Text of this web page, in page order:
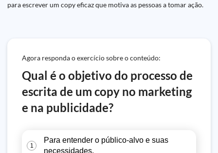
para escrever um copy eficaz que motiva as pessoas a tomar ação.
Agora responda o exercício sobre o conteúdo:
Qual é o objetivo do processo de
escrita de um copy no marketing
e na publicidade?
1
Para entender o público-alvo e suas
necessidades.